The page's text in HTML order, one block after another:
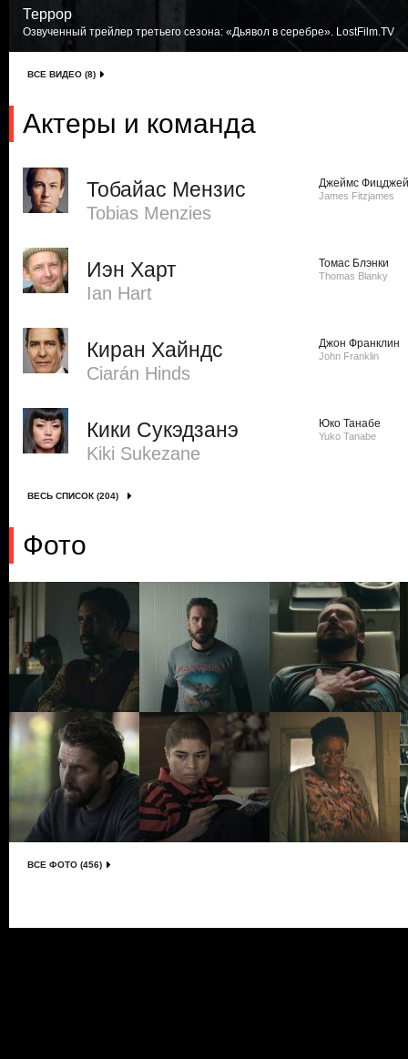
Террор
Озвученный трейлер третьего сезона: «Дьявол в серебре». LostFilm.TV
ВСЕ ВИДЕО (8)
Актеры и команда
Тобайас Мензис
Tobias Menzies
Джеймс
James Fitzjames
Иэн Харт
Ian Hart
Томас Блэнки
Thomas Blanky
Киран Хайндс
Ciarán Hinds
Джон Франклин
John Franklin
Кики Сукэдзанэ
Kiki Sukezane
Юко Танабе
Yuko Tanabe
ВЕСЬ СПИСОК (204)
Фото
ВСЕ ФОТО (456)